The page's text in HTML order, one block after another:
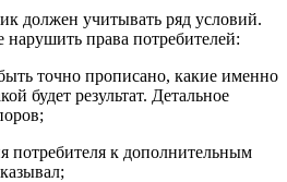
должен учитывать ряд условий.
права потребителей:
точно прописано, какие именно
будет результат. Детальное
потребителя к дополнительным